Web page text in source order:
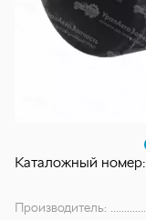
Каталожный номер:
Производитель: